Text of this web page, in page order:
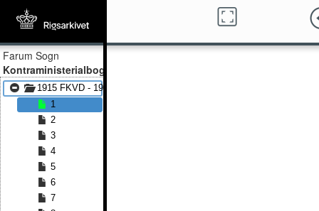
Farum Sogn
Kontraministerialbog
1915 FKVD - 1930 FKVD
1
2
3
4
5
6
7